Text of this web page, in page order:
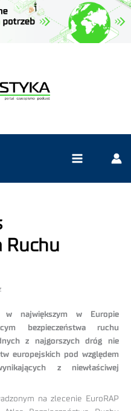
Ruchu
w największym w Europie
bezpieczeństwa ruchu
z najgorszych dróg nie
europejskich pod względem
z niewłaściwej
na zlecenie EuroRAP